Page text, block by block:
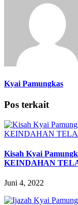
Kyai Pamungkas
Pos terkait
Kisah Kyai
KEINDAHAN
Juni 4, 2022